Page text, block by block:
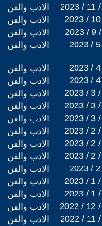
الادب والفن
2023 / 11
الادب والفن
2023 /
الادب والفن
2023 / 9
الادب والفن
2023 /
الادب والفن 2023 /
الادب والفن
2023 /
الادب والفن
2023 / 3
الادب والفن
2023 / 3
الادب والفن
2023 / 3
الادب والفن
2023 / 2
الادب والفن
2023 / 2
الادب والفن
2023 / 2
الادب والفن
2023 /
الادب والفن
2023 / 1
الادب والفن
2023 / 1
الادب والفن
2022 / 12
الادب والفن
2022 / 11